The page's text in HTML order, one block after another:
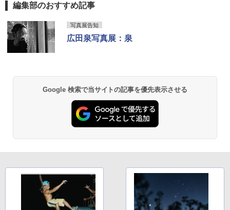
編集部のおすすめ記事
写真展告知
広田泉写真展：泉
Google 検索で当サイトの記事を優先表示させる